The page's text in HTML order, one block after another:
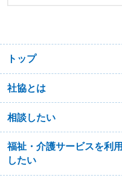
トップ
社協とは
相談したい
福祉・介護サービスを利用
したい